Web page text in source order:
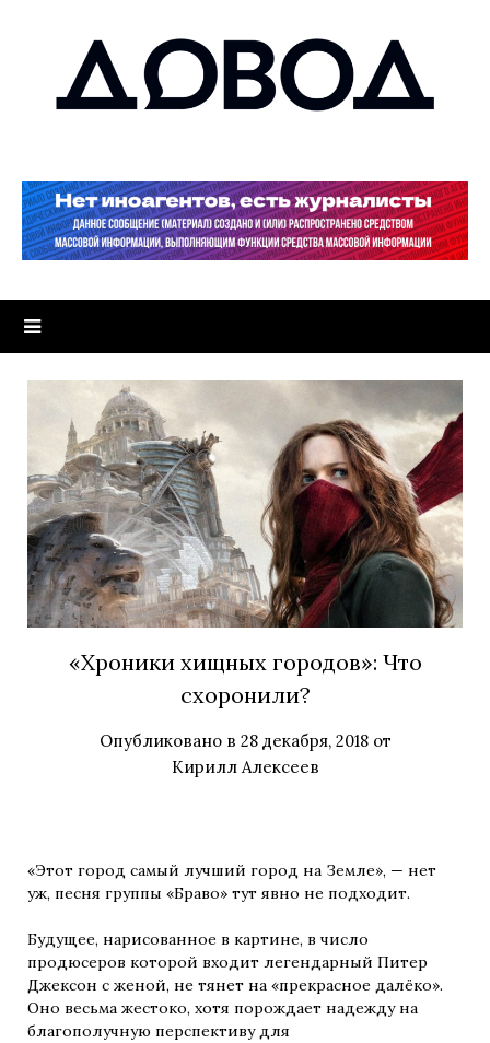
«Хроники хищных городов»: Что
схоронили?
Опубликовано в 28 декабря, 2018от
Кирилл Алексеев
«Этот город самый лучший город на Земле», — нет
уж, песня группы «Браво» тут явно не подходит.
Будущее, нарисованное в картине, в число
продюсеров которой входит легендарный Питер
Джексон с женой, не тянет на «прекрасное далёко».
Оно весьма жестоко, хотя порождает надежду на
благополучную перспективу для